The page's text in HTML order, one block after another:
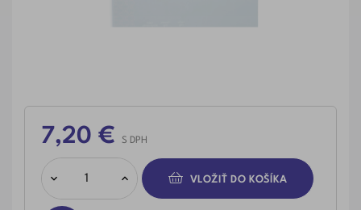
7,20 € S DPH
VLOŽIŤ DO KOŠÍKA